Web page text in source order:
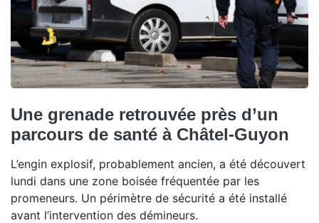
Une grenade retrouvée près d’un
parcours de santé à Châtel-Guyon
L’engin explosif, probablement ancien, a été découvert
lundi dans une zone boisée fréquentée par les
promeneurs. Un périmètre de sécurité a été installé
avant l’intervention des démineurs.